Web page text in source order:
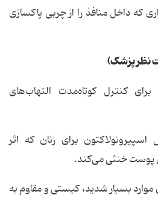
که داخل منافذ را از چربی پاکسازی
نظر پزشک)
برای کنترل کوتاه‌مدت التهاب‌های
اسپیرونولاکتون برای زنان که اثر
پوست خنثی می‌کند.
موارد بسیار شدید، کیستی و مقاوم به